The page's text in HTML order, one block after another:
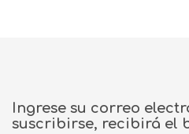
Ingrese su correo
suscribirse, recibirá el